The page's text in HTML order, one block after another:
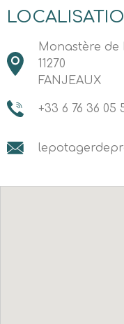
Monastère de
11270
FANJEAUX
+33 6 76 36 05